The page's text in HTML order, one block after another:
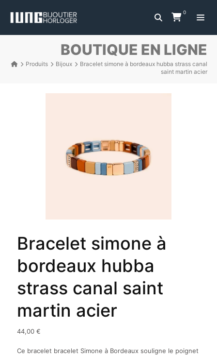
0
BOUTIQUE EN LIGNE
Produits Bijoux
Bracelet simone à bordeaux hubba strass canal
saint martin acier
Bracelet simone à
bordeaux hubba
strass canal saint
martin acier
44,00 €
Ce bracelet bracelet Simone à Bordeaux souligne le poignet